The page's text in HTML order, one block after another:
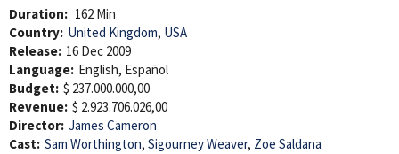
Duration: 162 Min
Country: United Kingdom, USA
Release: 16 Dec 2009
Language: English, Español
Budget: $ 237.000.000,00
Revenue: $ 2.923.706.026,00
Director: James Cameron
Cast: Sam Worthington, Sigourney Weaver, Zoe Saldana